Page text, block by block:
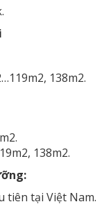
138m2.
138m2.
tiên tại Việt Nam.